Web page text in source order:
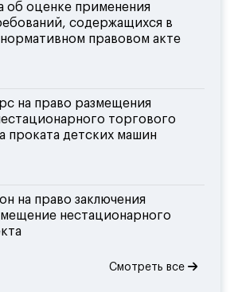
об оценке применения
содержащихся в
правовом акте
на право размещения
торгового
проката детских машин
на право заключения
нестационарного
Смотреть все